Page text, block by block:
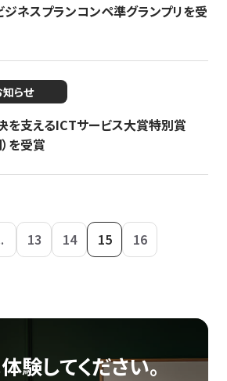
ネスプランコンペ準グランプリを受
知らせ
を支えるICTサービス大賞特別賞
を受賞
13 14 15 16
験してください。